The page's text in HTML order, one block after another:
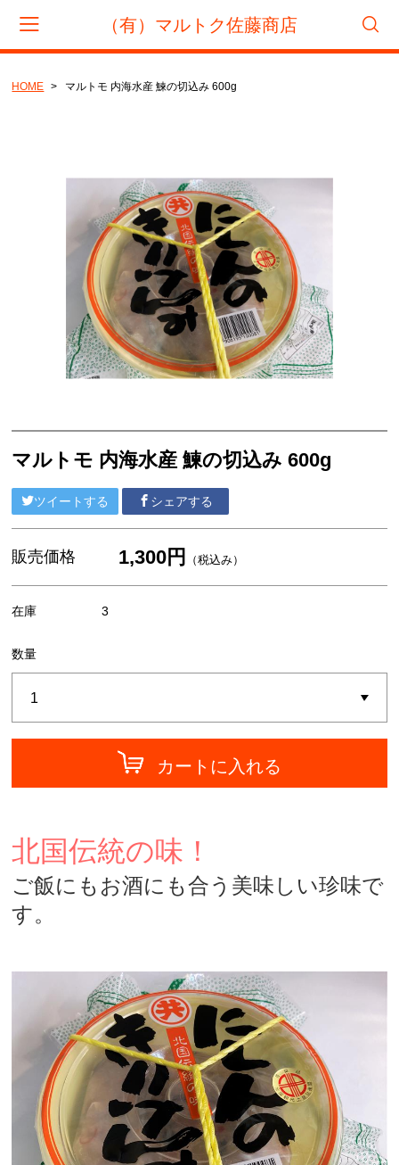
（有）マルトク佐藤商店
1000円ぽっきり商品
魚卵詰合せ
HOME マルトモ 内海水産 鰊の切込み 600g
マルトモ 内海水産 鰊の切込み 600g
ツイートする シェアする
販売価格 1,300円 （税込み）
在庫 3
数量
カートに入れる
北国伝統の味！
ご飯にもお酒にも合う美味しい珍味で
す。